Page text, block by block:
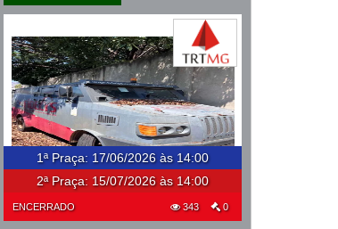
1ª Praça: 17/06/2026 às 14:00
2ª Praça: 15/07/2026 às 14:00
ENCERRADO 343 0